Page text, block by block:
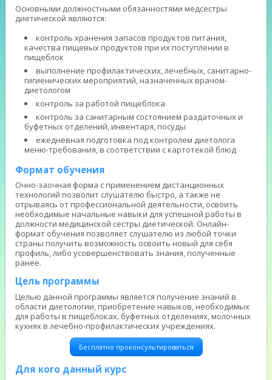
Основными должностными обязанностями медсестры
диетической являются:
контроль хранения запасов продуктов питания,
качества пищевых продуктов при их поступлении в
пищеблок
выполнение профилактических, лечебных, санитарно-
гигиенических мероприятий, назначенных врачом-
диетологом
контроль за работой пищеблока
контроль за санитарным состоянием раздаточных и
буфетных отделений, инвентаря, посуды
ежедневная подготовка под контролем диетолога
меню-требования, в соответствии с картотекой блюд
Формат обучения
Очно-заочная форма с применением дистанционных
технологий позволит слушателю быстро, а также не
отрываясь от профессиональной деятельности, освоить
необходимые начальные навыки для успешной работы в
должности медицинской сестры диетической. Онлайн-
формат обучения позволяет слушателю из любой точки
страны получить возможность освоить новый для себя
профиль, либо усовершенствовать знания, полученные
ранее.
Цель программы
Целью данной программы является получение знаний в
области диетологии, приобретение навыков, необходимых
для работы в пищеблоках, буфетных отделениях, молочных
кухнях в лечебно-профилактических учреждениях.
Бесплатно проконсультироваться
Для кого данный курс